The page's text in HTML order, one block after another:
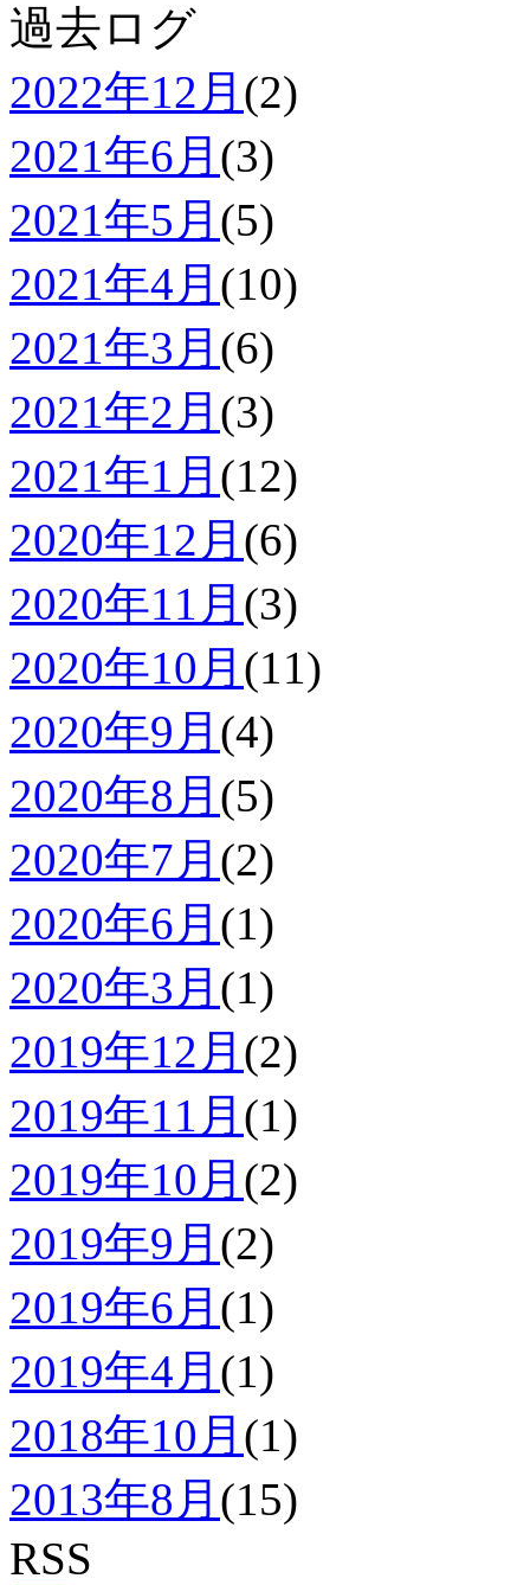
過去ログ
2022年12月 (2)
2021年6月 (3)
2021年5月 (5)
2021年4月 (10)
2021年3月 (6)
2021年2月 (3)
2021年1月 (12)
2020年12月 (6)
2020年11月 (3)
2020年10月 (11)
2020年9月 (4)
2020年8月 (5)
2020年7月 (2)
2020年6月 (1)
2020年3月 (1)
2019年12月 (2)
2019年11月 (1)
2019年10月 (2)
2019年9月 (2)
2019年6月 (1)
2019年4月 (1)
2018年10月 (1)
2013年8月 (15)
RSS